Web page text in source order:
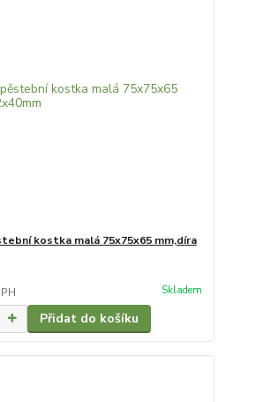
kostka malá 75x75x65 mm,díra
Skladem
Přidat do košíku